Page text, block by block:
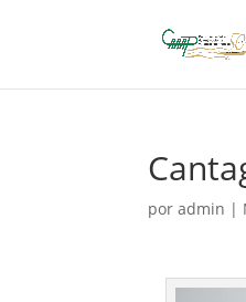
poradmin |